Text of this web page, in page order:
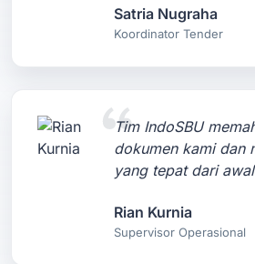
Satria Nugraha
Koordinator Tender
Tim IndoSBU
dokumen kami dan
yang tepat dari
Rian Kurnia
Supervisor Operasional